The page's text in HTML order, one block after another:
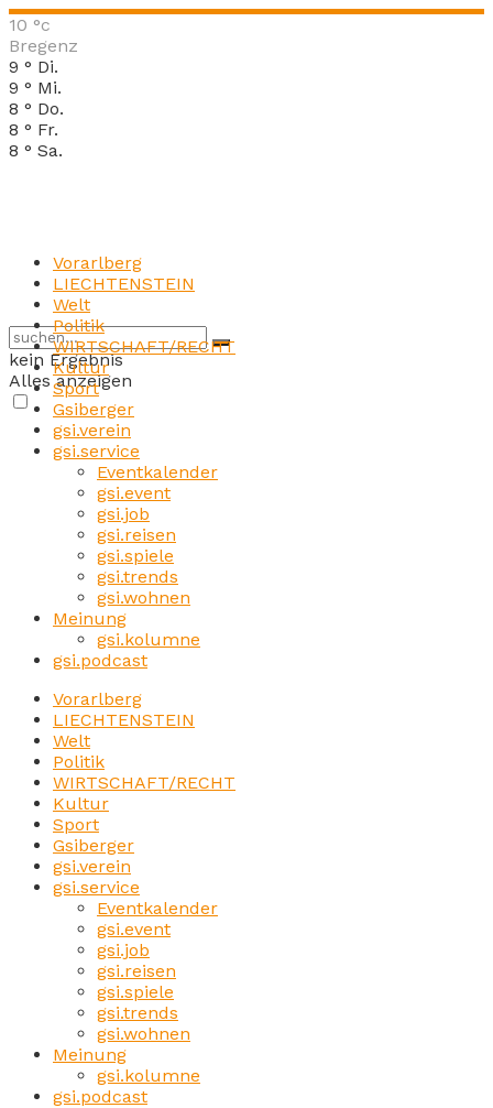
10 °c
Bregenz
9 ° Di.
9 ° Mi.
8 ° Do.
8 ° Fr.
8 ° Sa.
kein Ergebnis
Alles anzeigen
Vorarlberg
LIECHTENSTEIN
Welt
Politik
WIRTSCHAFT/RECHT
Kultur
Sport
Gsiberger
gsi.verein
gsi.service
Eventkalender
gsi.event
gsi.job
gsi.reisen
gsi.spiele
gsi.trends
gsi.wohnen
Meinung
gsi.kolumne
gsi.podcast
Vorarlberg
LIECHTENSTEIN
Welt
Politik
WIRTSCHAFT/RECHT
Kultur
Sport
Gsiberger
gsi.verein
gsi.service
Eventkalender
gsi.event
gsi.job
gsi.reisen
gsi.spiele
gsi.trends
gsi.wohnen
Meinung
gsi.kolumne
gsi.podcast